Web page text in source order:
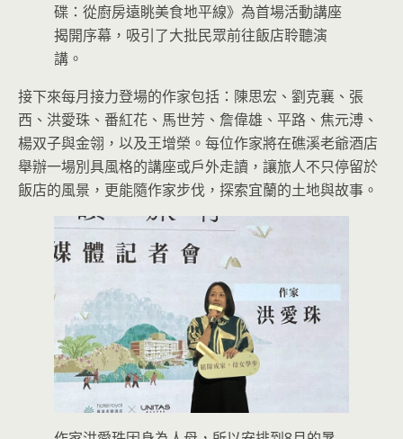
碟：從廚房遠眺美食地平線》為首場活動講座
揭開序幕，吸引了大批民眾前往飯店聆聽演
講。
接下來每月接力登場的作家包括：陳思宏、劉克襄、張
西、洪愛珠、番紅花、馬世芳、詹偉雄、平路、焦元溥、
楊双子與金翎，以及王增榮。每位作家將在礁溪老爺酒店
舉辦一場別具風格的講座或戶外走讀，讓旅人不只停留於
飯店的風景，更能隨作家步伐，探索宜蘭的土地與故事。